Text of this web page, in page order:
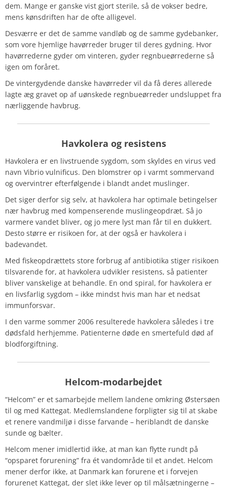
dem. Mange er ganske vist gjort sterile, så de vokser bedre,
mens kønsdriften har de ofte alligevel.
Desværre er det de samme vandløb og de samme gydebanker,
som vore hjemlige havørreder bruger til deres gydning. Hvor
havørrederne gyder om vinteren, gyder regnbueørrederne så
igen om foråret.
De vintergydende danske havørreder vil da få deres allerede
lagte æg gravet op af uønskede regnbueørreder undsluppet fra
nærliggende havbrug.
Havkolera og resistens
Havkolera er en livstruende sygdom, som skyldes en virus ved
navn Vibrio vulnificus. Den blomstrer op i varmt sommervand
og overvintrer efterfølgende i blandt andet muslinger.
Det siger derfor sig selv, at havkolera har optimale betingelser
nær havbrug med kompenserende muslingeopdræt. Så jo
varmere vandet bliver, og jo mere lyst man får til en dukkert.
Desto større er risikoen for, at der også er havkolera i
badevandet.
Med fiskeopdrættets store forbrug af antibiotika stiger risikoen
tilsvarende for, at havkolera udvikler resistens, så patienter
bliver vanskelige at behandle. En ond spiral, for havkolera er
en livsfarlig sygdom – ikke mindst hvis man har et nedsat
immunforsvar.
I den varme sommer 2006 resulterede havkolera således i tre
dødsfald herhjemme. Patienterne døde en smertefuld død af
blodforgiftning.
Helcom-modarbejdet
“Helcom” er et samarbejde mellem landene omkring Østersøen
til og med Kattegat. Medlemslandene forpligter sig til at skabe
et renere vandmiljø i disse farvande – heriblandt de danske
sunde og bælter.
Helcom mener imidlertid ikke, at man kan flytte rundt på
“opsparet forurening” fra ét vandområde til et andet. Helcom
mener derfor ikke, at Danmark kan forurene et i forvejen
forurenet Kattegat, der slet ikke lever op til målsætningerne –